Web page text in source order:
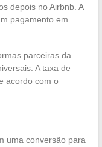
depois no Airbnb. A
pagamento em
parceiras da
A taxa de
acordo com o
uma conversão para